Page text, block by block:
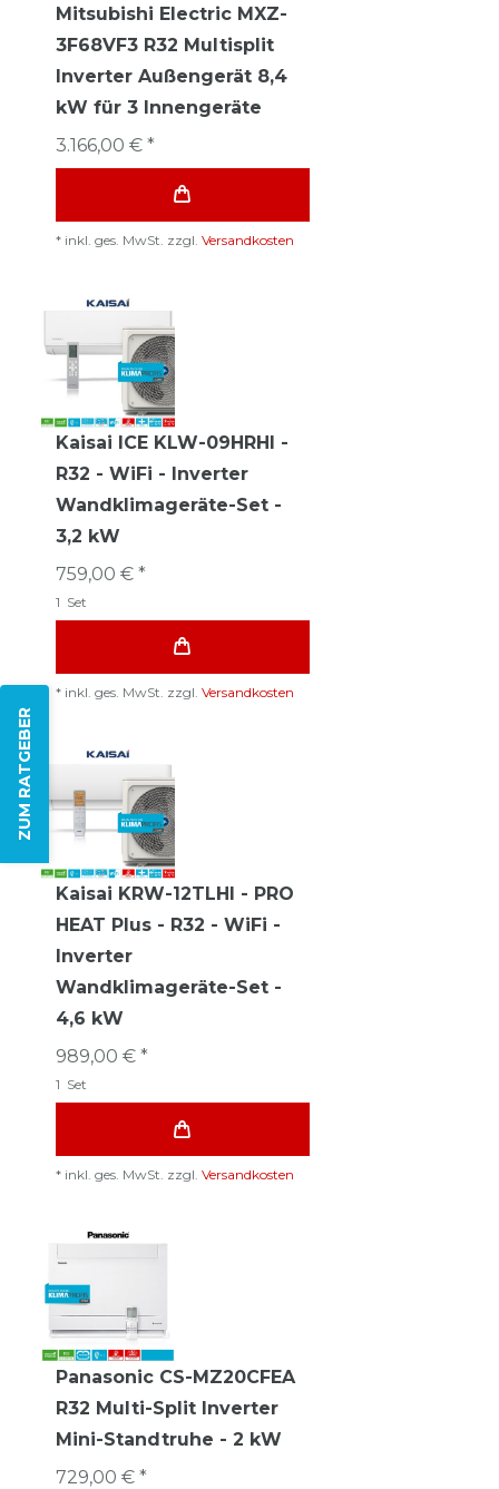
ZUM RATGEBER
Mitsubishi Electric MXZ-
3F68VF3 R32 Multisplit
Inverter Außengerät 8,4
kW für 3 Innengeräte
3.166,00 € *
* inkl. ges. MwSt. zzgl. Versandkosten
Kaisai ICE KLW-09HRHI -
R32 - WiFi - Inverter
Wandklimageräte-Set -
3,2 kW
759,00 € *
1 Set
* inkl. ges. MwSt. zzgl. Versandkosten
Kaisai KRW-12TLHI - PRO
HEAT Plus - R32 - WiFi -
Inverter
Wandklimageräte-Set -
4,6 kW
989,00 € *
1 Set
* inkl. ges. MwSt. zzgl. Versandkosten
Panasonic CS-MZ20CFEA
R32 Multi-Split Inverter
Mini-Standtruhe - 2 kW
729,00 € *